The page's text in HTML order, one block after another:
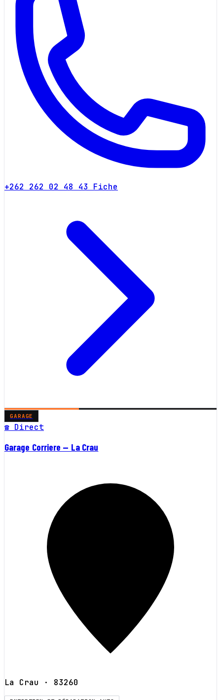
+262 262 02 48 43 Fiche
GARAGE
☎ Direct
Garage Corriere — La Crau
La Crau · 83260